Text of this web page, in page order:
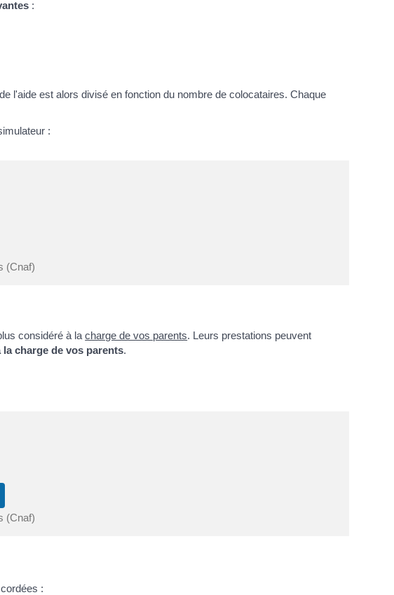
:
l'aide est alors divisé en fonction du nombre de colocataires. Chaque
:
(Cnaf)
considéré à lacharge de vos parents. Leurs prestations peuvent
charge de vos parents.
(Cnaf)
: